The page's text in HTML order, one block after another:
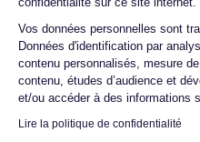
Vos données personnelles sont
Données d'identification par
contenu personnalisés, mesure
contenu, études d’audience et
et/ou accéder à des informations
Lire la politique de confidentialité
Axeptio
smartphone, consulter la fiche
Comment contacter
Avec